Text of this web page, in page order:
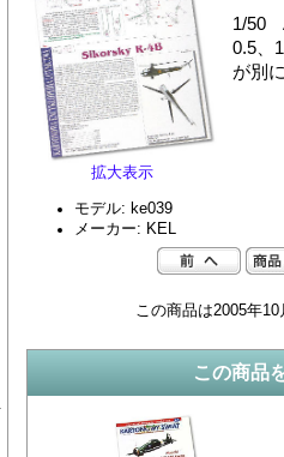
拡大表示
1/50
0.5、
が別
モデル: ke039
メーカー: KEL
この商品は2005年
この商品